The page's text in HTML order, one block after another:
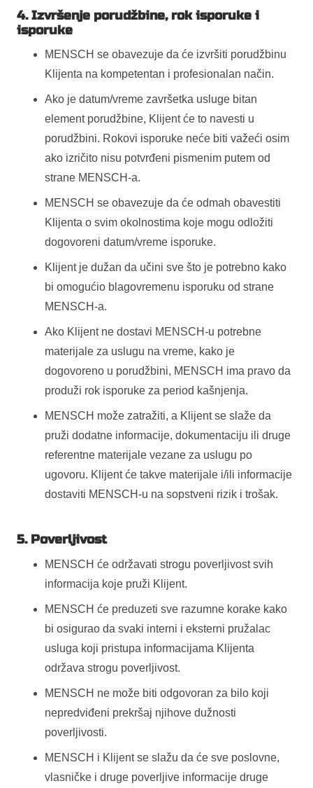
4. Izvršenje porudžbine, rok isporuke i
isporuke
MENSCH se obavezuje da će izvršiti porudžbinu
Klijenta na kompetentan i profesionalan način.
Ako je datum/vreme završetka usluge bitan
element porudžbine, Klijent će to navesti u
porudžbini. Rokovi isporuke neće biti važeći osim
ako izričito nisu potvrđeni pismenim putem od
strane MENSCH-a.
MENSCH se obavezuje da će odmah obavestiti
Klijenta o svim okolnostima koje mogu odložiti
dogovoreni datum/vreme isporuke.
Klijent je dužan da učini sve što je potrebno kako
bi omogućio blagovremenu isporuku od strane
MENSCH-a.
Ako Klijent ne dostavi MENSCH-u potrebne
materijale za uslugu na vreme, kako je
dogovoreno u porudžbini, MENSCH ima pravo da
produži rok isporuke za period kašnjenja.
MENSCH može zatražiti, a Klijent se slaže da
pruži dodatne informacije, dokumentaciju ili druge
referentne materijale vezane za uslugu po
ugovoru. Klijent će takve materijale i/ili informacije
dostaviti MENSCH-u na sopstveni rizik i trošak.
5. Poverljivost
MENSCH će održavati strogu poverljivost svih
informacija koje pruži Klijent.
MENSCH će preduzeti sve razumne korake kako
bi osigurao da svaki interni i eksterni pružalac
usluga koji pristupa informacijama Klijenta
održava strogu poverljivost.
MENSCH ne može biti odgovoran za bilo koji
nepredviđeni prekršaj njihove dužnosti
poverljivosti.
MENSCH i Klijent se slažu da će sve poslovne,
vlasničke i druge poverljive informacije druge